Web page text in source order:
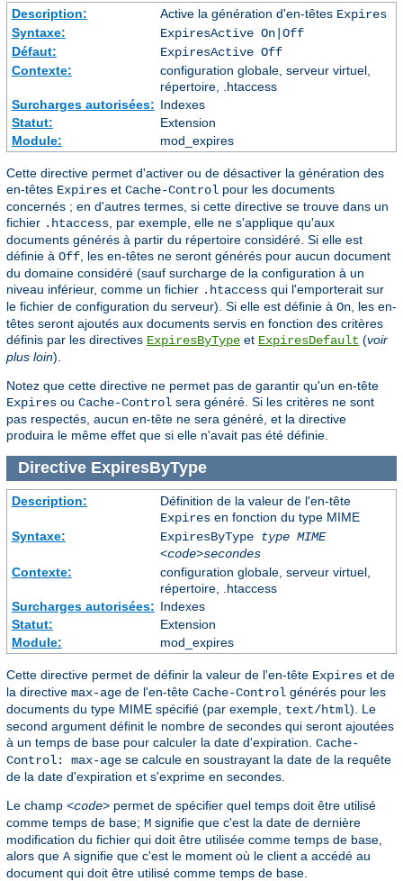
Description: Active la génération d'en-têtes Expires
Syntaxe:
ExpiresActive On|Off
Défaut:
ExpiresActive Off
Contexte:
configuration globale, serveur virtuel,
répertoire, .htaccess
Surcharges autorisées: Indexes
Statut:
Extension
Module:
mod_expires
Cette directive permet d'activer ou de désactiver la génération des
en-têtes Expires et Cache-Control pour les documents
concernés ; en d'autres termes, si cette directive se trouve dans un
fichier .htaccess , par exemple, elle ne s'applique qu'aux
documents générés à partir du répertoire considéré. Si elle est
définie à Off , les en-têtes ne seront générés pour aucun document
du domaine considéré (sauf surcharge de la configuration à un
niveau inférieur, comme un fichier .htaccess qui l'emporterait sur
le fichier de configuration du serveur). Si elle est définie à On , les en-
têtes seront ajoutés aux documents servis en fonction des critères
définis par les directives ExpiresByType et ExpiresDefault (voir
plus loin).
Notez que cette directive ne permet pas de garantir qu'un en-tête
Expires ou Cache-Control sera généré. Si les critères ne sont
pas respectés, aucun en-tête ne sera généré, et la directive
produira le même effet que si elle n'avait pas été définie.
Directive ExpiresByType
Description:
Définition de la valeur de l'en-tête
Expiresen fonction du type MIME
Syntaxe:
ExpiresByType
type MIME
<code>secondes
Contexte:
configuration globale, serveur virtuel,
répertoire, .htaccess
Surcharges autorisées: Indexes
Statut:
Extension
Module:
mod_expires
Cette directive permet de définir la valeur de l'en-tête Expires et de
la directive max-age de l'en-tête Cache-Control générés pour les
documents du type MIME spécifié (par exemple, text/html). Le
second argument définit le nombre de secondes qui seront ajoutées
à un temps de base pour calculer la date d'expiration. Cache-
Control: max-age se calcule en soustrayant la date de la requête
de la date d'expiration et s'exprime en secondes.
Le champ <code> permet de spécifier quel temps doit être utilisé
comme temps de base; M signifie que c'est la date de dernière
modification du fichier qui doit être utilisée comme temps de base,
alors que A signifie que c'est le moment où le client a accédé au
document qui doit être utilisé comme temps de base.